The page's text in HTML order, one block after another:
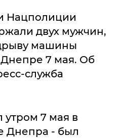
Нацполиции
двух мужчин,
машины
7 мая. Об
служба
7 мая в
Днепра - был